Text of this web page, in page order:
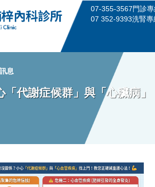
07-355-3567門診
07 352-9393洗腎專
息
代謝症候群」與「心臟病」